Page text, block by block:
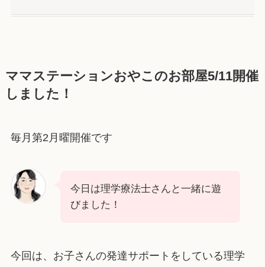
ママステーションおやこのお部屋5/11開催
しました！
毎月第2月曜開催です
今日は理学療法士さんと一緒に遊
びました！
今回は、お子さんの発達サポートをしている理学